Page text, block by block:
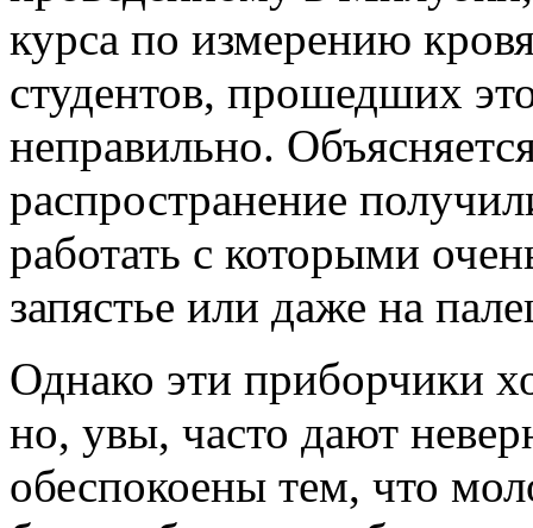
курса по измерению
студентов, прошедших
неправильно.
распространение
работать с которыми
запястье или даже на
Однако эти приборчики
но, увы, часто дают
обеспокоены тем, что